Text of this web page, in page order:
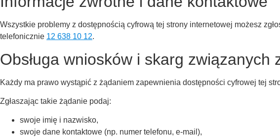
Wszystkie problemy z dostępnością cyfrową tej strony internetowej możesz
telefonicznie 12 638 10 12.
Obsługa wniosków i skarg związanych
Każdy ma prawo wystąpić z żądaniem zapewnienia dostępności cyfrowej tej
Zgłaszając takie żądanie podaj:
swoje imię i nazwisko,
swoje dane kontaktowe (np. numer telefonu, e-mail),